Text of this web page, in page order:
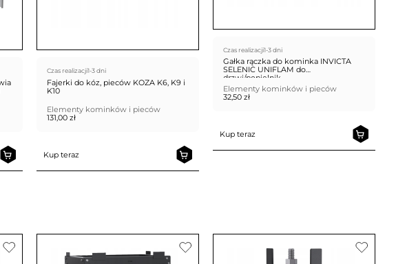
Czas realizacji1-3 dni
Fajerki do kóz, pieców KOZA K6, K9 i
K10
Elementy kominków i pieców
131,00 zł
Kup teraz
Czas realizacji1-3 dni
Gałka rączka do kominka INVICTA
SELENIC UNIFLAM do
drzwi/popielnik
Elementy kominków i pieców
32,50 zł
Kup teraz